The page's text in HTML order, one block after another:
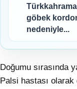
göbek
nedeniyle...
Doğumu sırasında
Palsi hastası